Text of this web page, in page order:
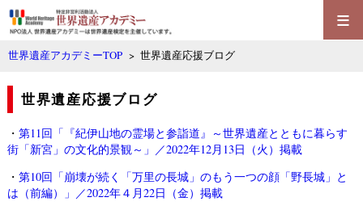
≡
世界遺産アカデミーTOP > 世界遺産応援ブログ
世界遺産応援ブログ
・ 第11回「『紀伊山地の霊場と参詣道』～世界遺産とともに暮らす
街「新宮」の文化的景観～」／2022年12月13日（火）掲載
・ 第10回「崩壊が続く「万里の長城」のもう一つの顔「野長城」と
は（前編）」／2022年４月22日（金）掲載